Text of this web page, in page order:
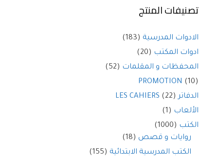
تصنيفات المنتج
الادوات المدرسية (183)
ادوات المكتب (20)
المحفظات و المقلمات (52)
PROMOTION (10)
الدفاتر LES CAHIERS (22)
الألعاب (1)
الكتب (1000)
روايات و قصص (18)
الكتب المدرسية الابتدائية (155)